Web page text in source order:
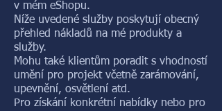
v mém eShopu.
Níže uvedené služby poskytují obecný
přehled nákladů na mé produkty a
služby.
Mohu také klientům poradit s vhodností
umění pro projekt včetně zarámování,
upevnění, osvětlení atd.
Pro získání konkrétní nabídky nebo pro